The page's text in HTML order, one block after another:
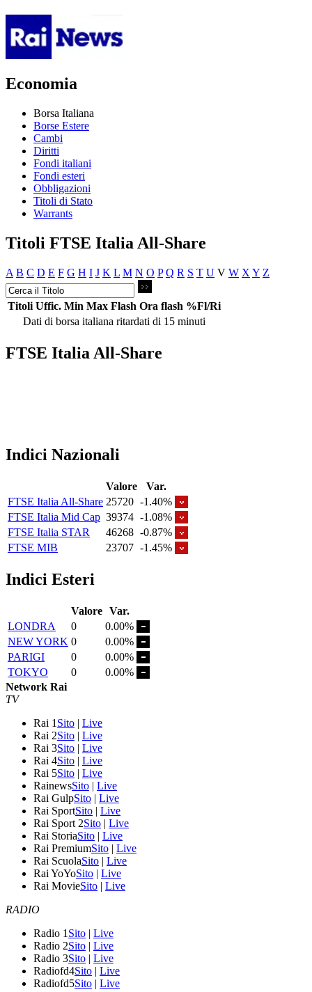
Economia
Borsa Italiana
Borse Estere
Cambi
Diritti
Fondi italiani
Fondi esteri
Obbligazioni
Titoli di Stato
Warrants
Titoli FTSE Italia All-Share
A B C D E F G H I J K L M N O P Q R S T U V W X Y Z
Titoli Uffic. Min Max Flash Ora flash %Fl/Ri
Dati di borsa italiana ritardati di 15 minuti
FTSE Italia All-Share
Indici Nazionali
Valore
Var.
FTSE Italia All-Share 25720 -1.40%
FTSE Italia Mid Cap 39374 -1.08%
FTSE Italia STAR
46268 -0.87%
FTSE MIB
23707 -1.45%
Indici Esteri
Valore Var.
LONDRA
0
0.00%
NEW YORK 0
0.00%
PARIGI
0
0.00%
TOKYO
0
0.00%
Network Rai
TV
Rai 1 Sito | Live
Rai 2Sito | Live
Rai 3Sito | Live
Rai 4Sito | Live
Rai 5Sito | Live
RainewsSito | Live
Rai GulpSito | Live
Rai SportSito | Live
Rai Sport 2Sito | Live
Rai StoriaSito | Live
Rai PremiumSito | Live
Rai ScuolaSito | Live
Rai YoYoSito | Live
Rai MovieSito | Live
RADIO
Radio 1 Sito | Live
Radio 2Sito | Live
Radio 3Sito | Live
Radiofd4Sito | Live
Radiofd5Sito | Live